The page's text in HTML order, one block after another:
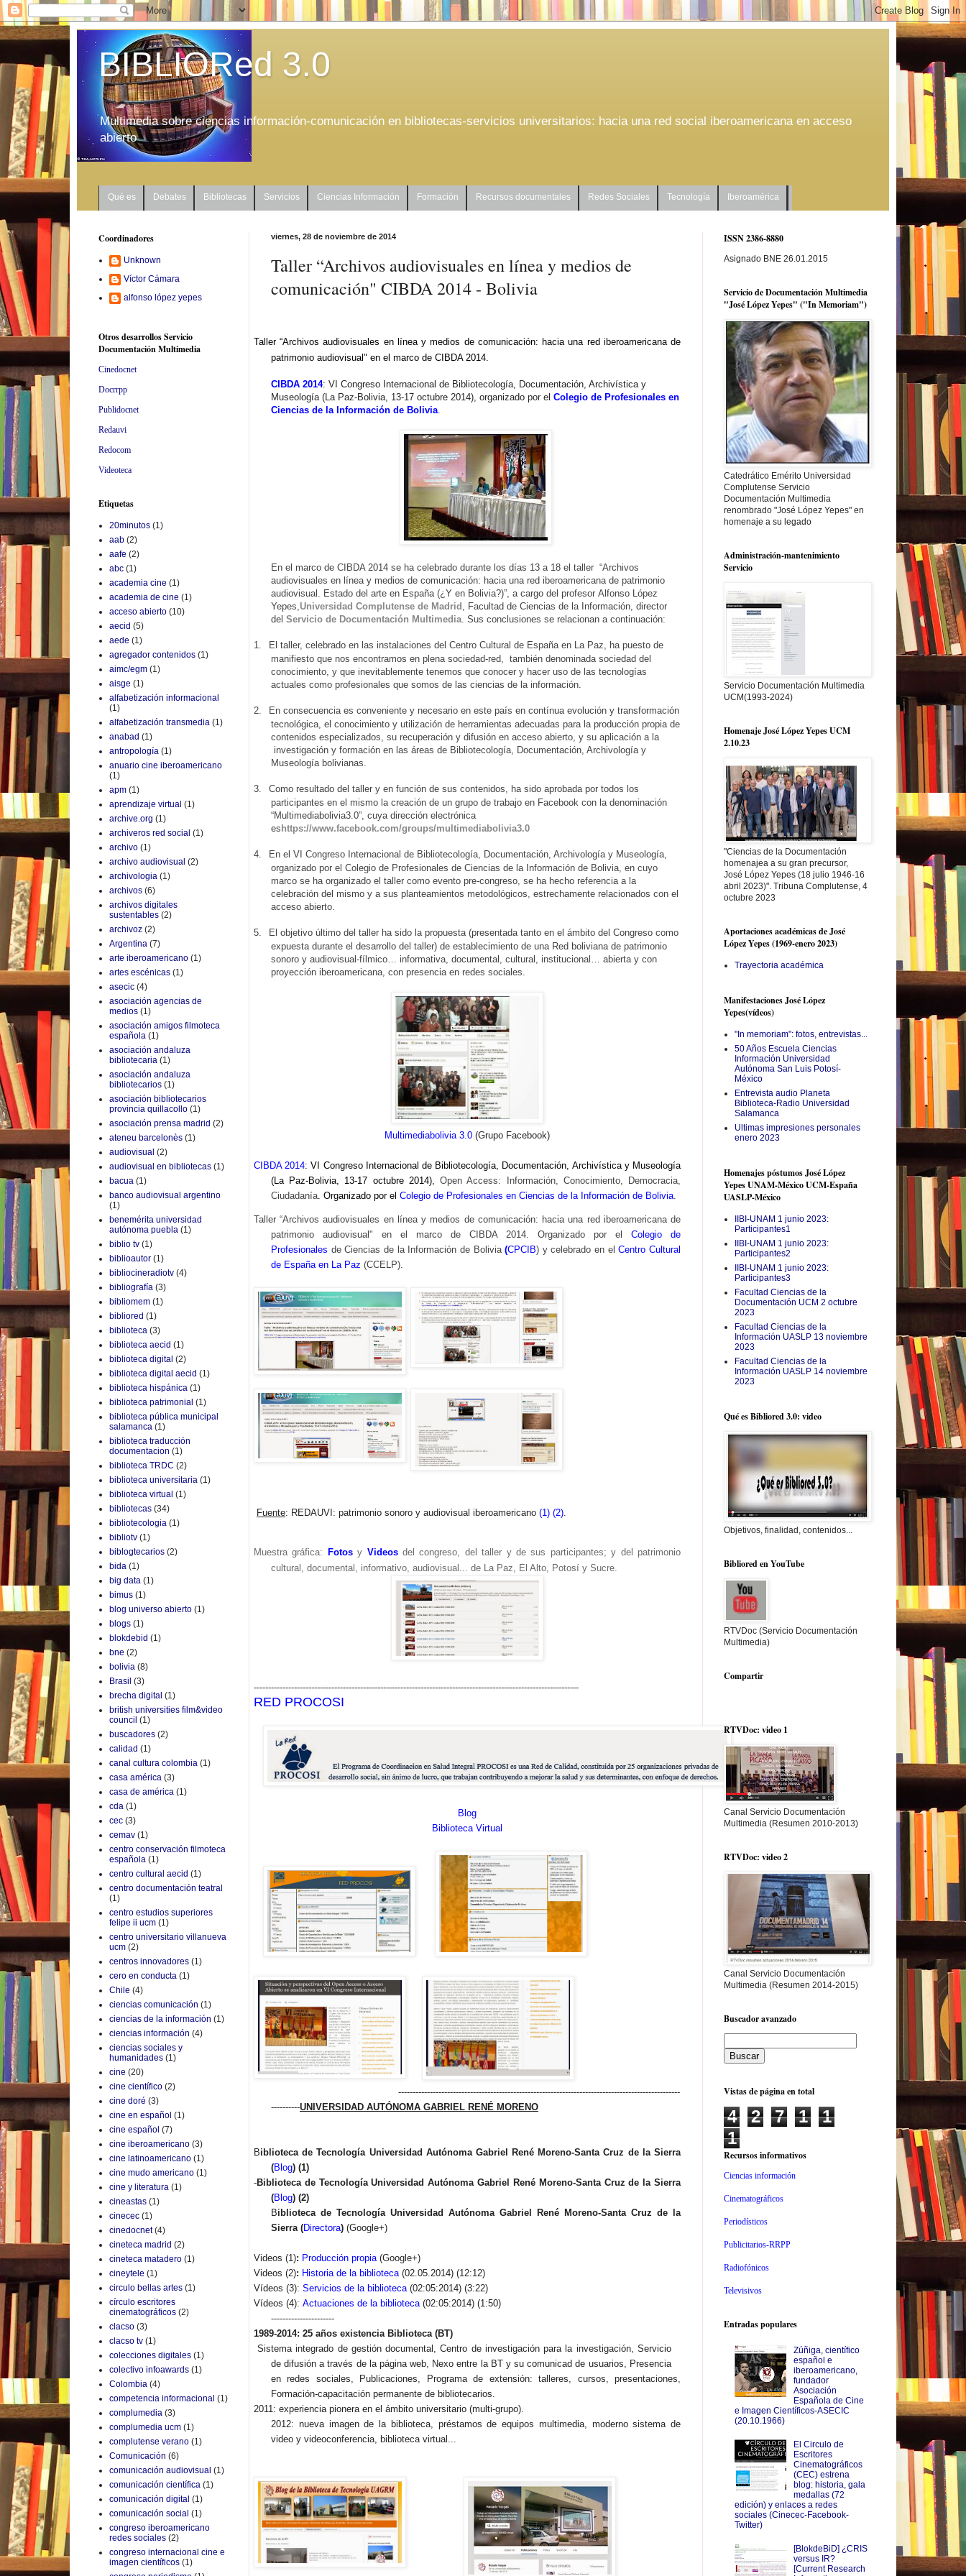
BIBLIORed 3.0
Multimedia sobre ciencias información-comunicación en bibliotecas-servicios universitarios: hacia una red social iberoamericana en acceso
abierto
Qué es Debates Bibliotecas Servicios Ciencias Información Formación Recursos documentales Redes Sociales Tecnología Iberoamérica
viernes, 28 de noviembre de 2014
Taller “Archivos audiovisuales en línea y medios de
comunicación" CIBDA 2014 - Bolivia
Taller “Archivos audiovisuales en línea y medios de comunicación: hacia una red iberoamericana de
patrimonio audiovisual" en el marco de CIBDA 2014.
CIBDA 2014: VI Congreso Internacional de Bibliotecología, Documentación, Archivística y
Museología (La Paz-Bolivia, 13-17 octubre 2014), organizado por el Colegio de Profesionales en
Ciencias de la Información de Bolivia
En el marco de CIBDA 2014 se ha celebrado durante los días 13 a 18 el taller “Archivos
audiovisuales en línea y medios de comunicación: hacia una red iberoamericana de patrimonio
audiovisual. Estado del arte en España (¿Y en Bolivia?)”, a cargo del profesor Alfonso López
Yepes, Universidad Complutense de Madrid , Facultad de Ciencias de la Información, director
del Servicio de Documentación Multimedia . Sus conclusiones se relacionan a continuación:
1.
El taller, celebrado en las instalaciones del Centro Cultural de España en La Paz, ha puesto de
manifiesto que nos encontramos en plena sociedad-red, también denominada sociedad del
conocimiento, y que inevitablemente tenemos que conocer y hacer uso de las tecnologías
actuales como profesionales que somos de las ciencias de la información.
2.
En consecuencia es conveniente y necesario en este país en contínua evolución y transformación
tecnológica, el conocimiento y utilización de herramientas adecuadas para la producción propia de
contenidos especializados, su recuperación y difusión en acceso abierto, y su aplicación a la
investigación y formación en las áreas de Bibliotecología, Documentación, Archivología y
Museología bolivianas.
3.
Como resultado del taller y en función de sus contenidos, ha sido aprobada por todos los
participantes en el mismo la creación de un grupo de trabajo en Facebook con la denominación
“Multimediabolivia3.0”, cuya dirección electrónica
eshttps://www.facebook.com/groups/multimediabolivia3.0
4.
En el VI Congreso Internacional de Bibliotecología, Documentación, Archivología y Museología,
organizado por el Colegio de Profesionales de Ciencias de la Información de Bolivia, en cuyo
marco se ha organizado el taller como evento pre-congreso, se ha hecho referencia a la
celebración del mismo y a sus planteamientos metodológicos, estrechamente relacionados con el
acceso abierto.
5.
El objetivo último del taller ha sido la propuesta (presentada tanto en el ámbito del Congreso como
expuesta durante el desarrollo del taller) de establecimiento de una Red boliviana de patrimonio
sonoro y audiovisual-fílmico… informativa, documental, cultural, institucional… abierta y con
proyección iberoamericana, con presencia en redes sociales.
Multimediabolivia 3.0 (Grupo Facebook)
CIBDA 2014: VI Congreso Internacional de Bibliotecología, Documentación, Archivística y Museología
(La Paz-Bolivia, 13-17 octubre 2014),Open Access: Información, Conocimiento, Democracia,
Ciudadanía . Organizado por el Colegio de Profesionales en Ciencias de la Información de Bolivia
Taller “Archivos audiovisuales en línea y medios de comunicación: hacia una red iberoamericana de
patrimonio audiovisual" en el marco de CIBDA 2014. Organizado por el
Colegio de
Profesionales de Ciencias de la Información de Bolivia (CPCIB) y celebrado en elCentro Cultural
de España en La Paz (CCELP).
Fuente: REDAUVI: patrimonio sonoro y audiovisual iberoamericano (1) (2)
Muestra gráfica: Fotosy Videosdel congreso, del taller y de sus participantes; y del patrimonio
cultural, documental, informativo, audiovisual... de La Paz, El Alto, Potosí y Sucre.
-----------------------------------------------------------------------------------------------------------------
RED PROCOSI
Blog
Biblioteca Virtual
--------------------------------------------------------------------------------------------------
----------UNIVERSIDAD AUTÓNOMA GABRIEL RENÉ MORENO
Biblioteca de Tecnología Universidad Autónoma Gabriel René Moreno-Santa Cruz de la Sierra
(Blog) (1)
-Biblioteca de Tecnología Universidad Autónoma Gabriel René Moreno-Santa Cruz de la Sierra
(Blog) (2)
Biblioteca de Tecnología Universidad Autónoma Gabriel René Moreno-Santa Cruz de la
Sierra (Directora) (Google+)
Videos (1): Producción propia (Google+)
Videos (2): Historia de la biblioteca (02.05.2014) (12:12)
Vídeos (3): Servicios de la biblioteca (02:05:2014) (3:22)
Vídeos (4): Actuaciones de la biblioteca (02:05:2014) (1:50)
----------------------
1989-2014: 25 años existencia Biblioteca (BT)
Sistema integrado de gestión documental,Centro de investigación para la investigación, Servicio
de difusión a través de la página web, Nexo entre la BT y su comunicad de usuarios, Presencia
en redes sociales, Publicaciones, Programa de extensión: talleres, cursos, presentaciones,
Formación-capacitación permanente de bibliotecarios.
2011: experiencia pionera en el ámbito universitario (multi-grupo).
2012: nueva imagen de la biblioteca, préstamos de equipos multimedia, moderno sistema de
video y videoconferencia, biblioteca virtual...
Coordinadores
Unknown
Víctor Cámara
alfonso lópez yepes
Otros desarrollos Servicio
Documentación Multimedia
Cinedocnet
Docrrpp
Publidocnet
Redauvi
Redocom
Videoteca
Etiquetas
20minutos (1)
aab (2)
aafe (2)
abc (1)
academia cine (1)
academia de cine (1)
acceso abierto (10)
aecid (5)
aede (1)
agregador contenidos (1)
aimc/egm (1)
aisge (1)
alfabetización informacional
(1)
alfabetización transmedia (1)
anabad (1)
antropología (1)
anuario cine iberoamericano
(1)
apm (1)
aprendizaje virtual (1)
archive.org (1)
archiveros red social (1)
archivo (1)
archivo audiovisual (2)
archivologia (1)
archivos (6)
archivos digitales
sustentables (2)
archivoz (2)
Argentina (7)
arte iberoamericano (1)
artes escénicas (1)
asecic (4)
asociación agencias de
medios (1)
asociación amigos filmoteca
española (1)
asociación andaluza
bibliotecaria (1)
asociación andaluza
bibliotecarios (1)
asociación bibliotecarios
provincia quillacollo (1)
asociación prensa madrid (2)
ateneu barcelonès (1)
audiovisual (2)
audiovisual en bibliotecas (1)
bacua (1)
banco audiovisual argentino
(1)
benemérita universidad
autónoma puebla (1)
biblio tv (1)
biblioautor (1)
bibliocineradiotv (4)
bibliografía (3)
bibliomem (1)
bibliored (1)
biblioteca (3)
biblioteca aecid (1)
biblioteca digital (2)
biblioteca digital aecid (1)
biblioteca hispánica (1)
biblioteca patrimonial (1)
biblioteca pública municipal
salamanca (1)
biblioteca traducción
documentacion (1)
biblioteca TRDC (2)
biblioteca universitaria (1)
biblioteca virtual (1)
bibliotecas (34)
bibliotecologia (1)
bibliotv (1)
biblogtecarios (2)
bida (1)
big data (1)
bimus (1)
blog universo abierto (1)
blogs (1)
blokdebid (1)
bne (2)
bolivia (8)
Brasil (3)
brecha digital (1)
british universities film&video
council (1)
buscadores (2)
calidad (1)
canal cultura colombia (1)
casa américa (3)
casa de américa (1)
cda (1)
cec (3)
cemav (1)
centro conservación filmoteca
española (1)
centro cultural aecid (1)
centro documentación teatral
(1)
centro estudios superiores
felipe ii ucm (1)
centro universitario villanueva
ucm (2)
centros innovadores (1)
cero en conducta (1)
Chile (4)
ciencias comunicación (1)
ciencias de la información (1)
ciencias información (4)
ciencias sociales y
humanidades (1)
cine (20)
cine científico (2)
cine doré (3)
cine en español (1)
cine español (7)
cine iberoamericano (3)
cine latinoamericano (1)
cine mudo americano (1)
cine y literatura (1)
cineastas (1)
cinecec (1)
cinedocnet (4)
cineteca madrid (2)
cineteca matadero (1)
cineytele (1)
circulo bellas artes (1)
círculo escritores
cinematográficos (2)
clacso (3)
clacso tv (1)
colecciones digitales (1)
colectivo infoawards (1)
Colombia (4)
competencia informacional (1)
complumedia (3)
complumedia ucm (1)
complutense verano (1)
Comunicación (6)
comunicación audiovisual (1)
comunicación científica (1)
comunicación digital (1)
comunicación social (1)
congreso iberoamericano
redes sociales (2)
congreso internacional cine e
imagen científicos (1)
ISSN 2386-8880
Asignado BNE 26.01.2015
Servicio de Documentación Multimedia
"José López Yepes" ("In Memoriam")
Catedrático Emérito Universidad
Complutense Servicio
Documentación Multimedia
renombrado "José López Yepes" en
homenaje a su legado
Administración-mantenimiento
Servicio
Servicio Documentación Multimedia
UCM(1993-2024)
Homenaje José López Yepes UCM
2.10.23
"Ciencias de la Documentación
homenajea a su gran precursor,
José López Yepes (18 julio 1946-16
abril 2023)". Tribuna Complutense, 4
octubre 2023
Aportaciones académicas de José
López Yepes (1969-enero 2023)
Trayectoria académica
Manifestaciones José López
Yepes(vídeos)
"In memoriam": fotos, entrevistas...
50 Años Escuela Ciencias
Información Universidad
Autónoma San Luis Potosí-
México
Entrevista audio Planeta
Biblioteca-Radio Universidad
Salamanca
Ultimas impresiones personales
enero 2023
Homenajes póstumos José López
Yepes UNAM-México UCM-España
UASLP-México
IIBI-UNAM 1 junio 2023:
Participantes1
IIBI-UNAM 1 junio 2023:
Participantes2
IIBI-UNAM 1 junio 2023:
Participantes3
Facultad Ciencias de la
Documentación UCM 2 octubre
2023
Facultad Ciencias de la
Información UASLP 13 noviembre
2023
Facultad Ciencias de la
Información UASLP 14 noviembre
2023
Qué es Bibliored 3.0: video
Objetivos, finalidad, contenidos...
Bibliored en YouTube
RTVDoc (Servicio Documentación
Multimedia)
Compartir
RTVDoc: video 1
Canal Servicio Documentación
Multimedia (Resumen 2010-2013)
RTVDoc: video 2
Canal Servicio Documentación
Multimedia (Resumen 2014-2015)
Buscador avanzado
Vistas de página en total
4 2 7 1
1
1
Recursos informativos
Ciencias información
Cinematográficos
Periodísticos
Publicitarios-RRPP
Radiofónicos
Televisivos
Entradas populares
Zúñiga, científico
español e
iberoamericano,
fundador
Asociación
Española de Cine
e Imagen Científicos-ASECIC
(20.10.1966)
El Circulo de
Escritores
Cinematográficos
(CEC) estrena
blog: historia, gala
medallas (72
edición) y enlaces a redes
sociales (Cinecec-Facebook-
Twitter)
[BlokdeBiD] ¿CRIS
versus IR?
[Current Research